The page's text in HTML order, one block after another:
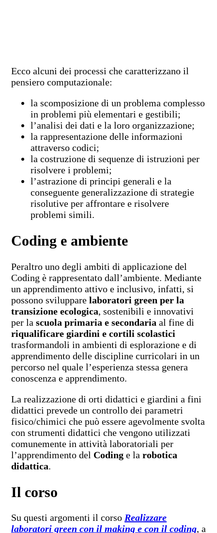
Ecco alcuni dei processi che caratterizzano il
pensiero computazionale:
la scomposizione di un problema complesso
in problemi più elementari e gestibili;
l’analisi dei dati e la loro organizzazione;
la rappresentazione delle informazioni
attraverso codici;
la costruzione di sequenze di istruzioni per
risolvere i problemi;
l’astrazione di principi generali e la
conseguente generalizzazione di strategie
risolutive per affrontare e risolvere
problemi simili.
Coding e ambiente
Peraltro uno degli ambiti di applicazione del
Coding è rappresentato dall’ambiente. Mediante
un apprendimento attivo e inclusivo, infatti, si
possono sviluppare laboratori green per la
transizione ecologica, sostenibili e innovativi
per la scuola primaria e secondaria al fine di
riqualificare giardini e cortili scolastici
trasformandoli in ambienti di esplorazione e di
apprendimento delle discipline curricolari in un
percorso nel quale l’esperienza stessa genera
conoscenza e apprendimento.
La realizzazione di orti didattici e giardini a fini
didattici prevede un controllo dei parametri
fisico/chimici che può essere agevolmente svolta
con strumenti didattici che vengono utilizzati
comunemente in attività laboratoriali per
l’apprendimento del Coding e la robotica
didattica.
Il corso
Su questi argomenti il corso Realizzare
laboratori green con il making e con il coding, a